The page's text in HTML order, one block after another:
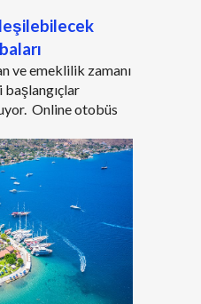
ve emeklilik zamanı
Online otobüs